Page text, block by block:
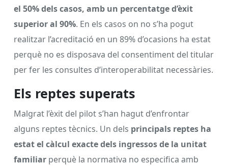
el 50% dels casos, amb un percentatge d’èxit
superior al 90%. En els casos on no s’ha pogut
realitzar l’acreditació en un 89% d’ocasions ha estat
perquè no es disposava del consentiment del titular
per fer les consultes d’interoperabilitat necessàries.
Els reptes superats
Malgrat l’èxit del pilot s’han hagut d’enfrontar
alguns reptes tècnics. Un dels principals reptes ha
estat el càlcul exacte dels ingressos de la unitat
familiar perquè la normativa no especifica amb